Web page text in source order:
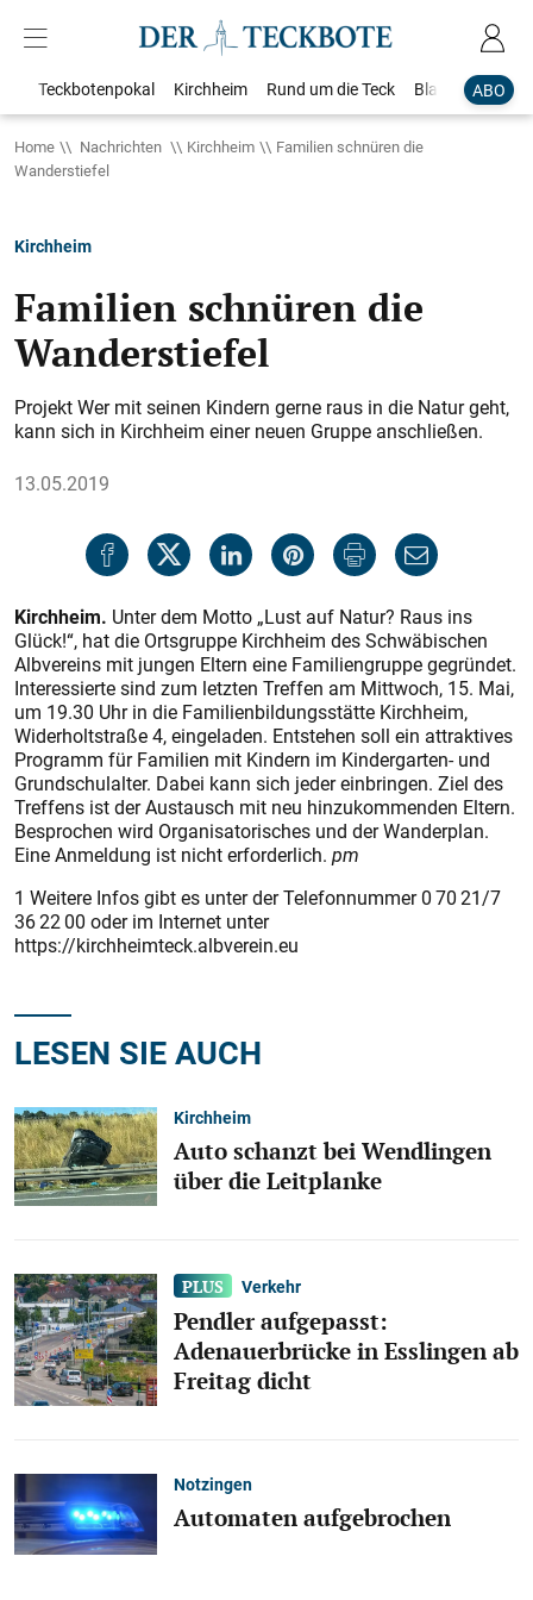
ABO
Teckbotenpokal Kirchheim Rund um die Teck Blaulicht
Home Nachrichten Kirchheim
Familien schnüren die
Wanderstiefel
Kirchheim
Familien schnüren die
Wanderstiefel
Projekt Wer mit seinen Kindern gerne raus in die Natur geht,
kann sich in Kirchheim einer neuen Gruppe anschließen.
13.05.2019
Kirchheim. Unter dem Motto „Lust auf Natur? Raus ins
Glück!“, hat die Ortsgruppe Kirchheim des Schwäbischen
Albvereins mit jungen Eltern eine Familiengruppe gegründet.
Interessierte sind zum letzten Treffen am Mittwoch, 15. Mai,
um 19.30 Uhr in die Familienbildungsstätte Kirchheim,
Widerholtstraße 4, eingeladen. Entstehen soll ein attraktives
Programm für Familien mit Kindern im Kindergarten- und
Grundschulalter. Dabei kann sich jeder einbringen. Ziel des
Treffens ist der Austausch mit neu hinzukommenden Eltern.
Besprochen wird Organisatorisches und der Wanderplan.
Eine Anmeldung ist nicht erforderlich. pm
1 Weitere Infos gibt es unter der Telefonnummer 0 70 21/7
36 22 00 oder im Internet unter
https://kirchheimteck.albverein.eu
LESEN SIE AUCH
Kirchheim
Auto schanzt bei Wendlingen
über die Leitplanke
Verkehr
Pendler aufgepasst:
Adenauerbrücke in Esslingen ab
Freitag dicht
Notzingen
Automaten aufgebrochen